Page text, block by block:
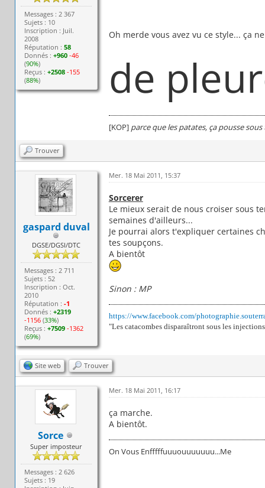
Messages : 2 367
Sujets : 10
Inscription : Juil.
2008
Réputation :58
Donnés :+960 -46
(90%)
Reçus :+2508 -155
(88%)
Oh merde vous avez vu ce style... ça
de
[KOP]parce que les patates, ça pousse sous
Trouver
gaspard duval
DGSE/DGSI/DTC
Messages : 2 711
Sujets : 52
Inscription : Oct.
2010
Réputation :-1
Donnés :+2319
-1156 (33%)
Reçus :+7509 -1362
(69%)
Mer. 18 Mai 2011, 15:37
Sorcerer
Le mieux serait de nous croiser sous
semaines d'ailleurs...
Je pourrai alors t'expliquer certaines
tes soupçons.
A bientôt
Sinon : MP
https://www.facebook.com/
"Les catacombes disparaîtront sous les
Site web Trouver
Sorce
Super imposteur
Messages : 2 626
Sujets : 19
Mer. 18 Mai 2011, 16:17
ça marche.
A bientôt.
On Vous Enfffffuuuouuuuuuu...Me